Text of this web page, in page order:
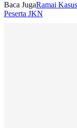
Baca JugaRamai
Peserta JKN